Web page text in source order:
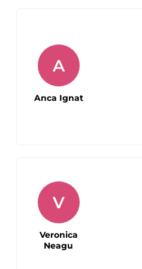
A
Anca Ignat
V
Veronica
Neagu